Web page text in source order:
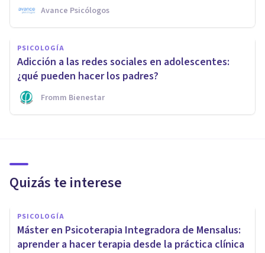
Avance Psicólogos
PSICOLOGÍA
Adicción a las redes sociales en adolescentes:
¿qué pueden hacer los padres?
Fromm Bienestar
Quizás te interese
PSICOLOGÍA
Máster en Psicoterapia Integradora de Mensalus:
aprender a hacer terapia desde la práctica clínica